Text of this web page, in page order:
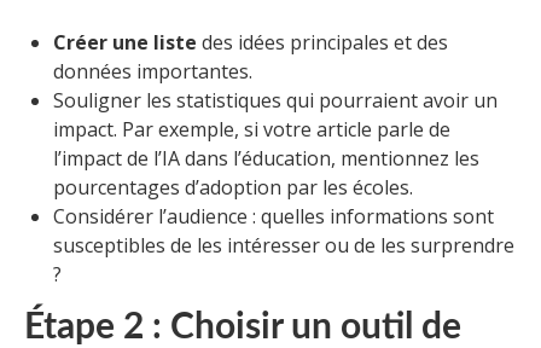
Créer une liste des idées principales et des
données importantes.
Souligner les statistiques qui pourraient avoir un
impact. Par exemple, si votre article parle de
l’impact de l’IA dans l’éducation, mentionnez les
pourcentages d’adoption par les écoles.
Considérer l’audience : quelles informations sont
susceptibles de les intéresser ou de les surprendre
?
Étape 2 : Choisir un outil de